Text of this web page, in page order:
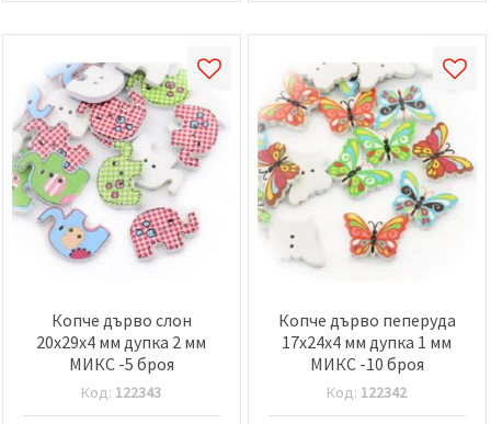
Копче дърво слон
20x29x4 мм дупка 2 мм
МИКС -5 броя
Код: 122343
Копче дърво пеперуда
17x24x4 мм дупка 1 мм
МИКС -10 броя
Код: 122342